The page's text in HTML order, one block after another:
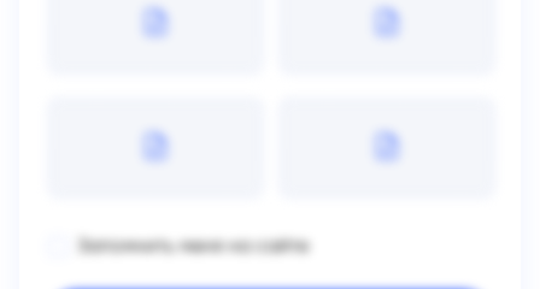
Запомнить меня на сайте